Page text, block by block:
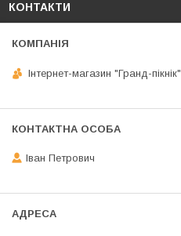
КОНТАКТИ
Інтернет-магазин "Гранд-пікнік"
Іван Петрович